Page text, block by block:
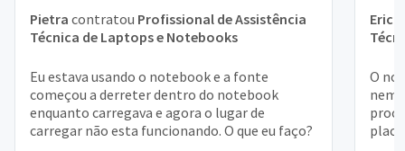
Pietra contratou Profissional de Assistência
Técnica de Laptops e Notebooks
Eu estava usando o notebook e a fonte
começou a derreter dentro do notebook
enquanto carregava e agora o lugar de
carregar não esta funcionando. O que eu faço?
Erick
O
nem